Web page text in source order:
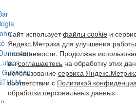
Сайт используетфайлы cookie и
Яндекс.Метрика для улучшения
посещаемости. Продолжая
высоглашаетесь на обработку этих
использованиесервиса
соответствии с Политикой
обработки персональных данных.